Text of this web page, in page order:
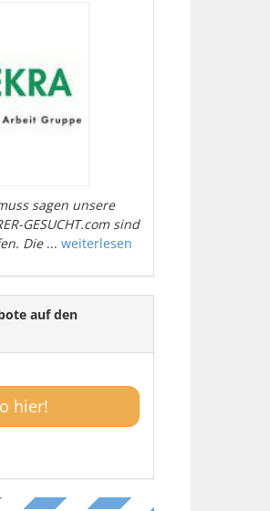
sagen unsere
GESUCHT.com sind
Die... weiterlesen
auf den
hier!